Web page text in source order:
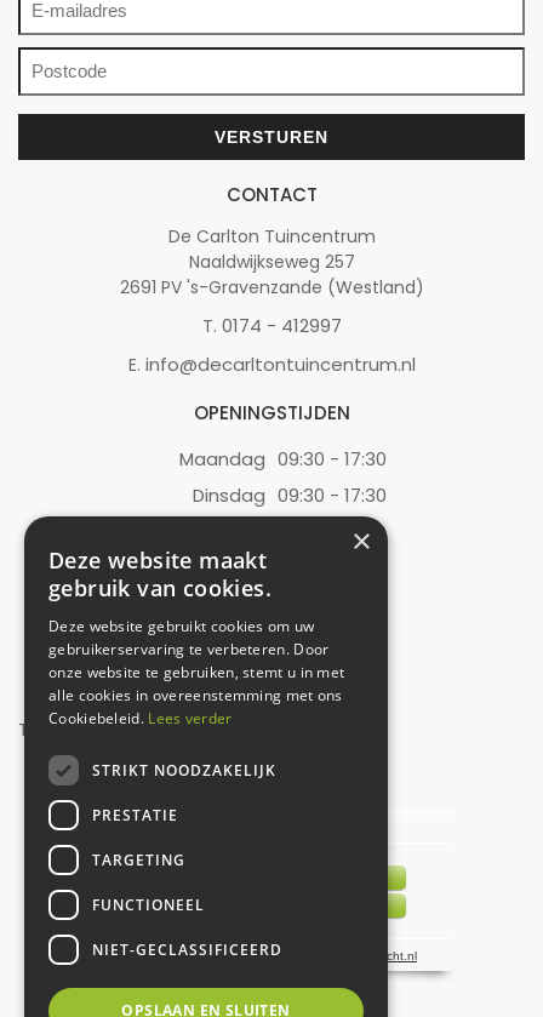
CONTACT
De Carlton Tuincentrum
Naaldwijkseweg 257
2691 PV 's-Gravenzande (Westland)
T. 0174 - 412997
E. info@decarltontuincentrum.nl
OPENINGSTIJDEN
Maandag 09:30 - 17:30
Dinsdag 09:30 - 17:30
09:30 - 17:30
Donderdag
Zaterdag 09:00 - 17:00
Zondag
12:00 - 17:00
Toon alle openingstijden
UW MENING TELT!
×
Deze website maakt
gebruik van cookies.
Deze website gebruikt cookies om uw
gebruikerservaring te verbeteren. Door
onze website te gebruiken, stemt u in met
alle cookies in overeenstemming met ons
Cookiebeleid. Lees verder
STRIKT NOODZAKELIJK
PRESTATIE
TARGETING
FUNCTIONEEL
NIET-GECLASSIFICEERD
OPSLAAN EN SLUITEN